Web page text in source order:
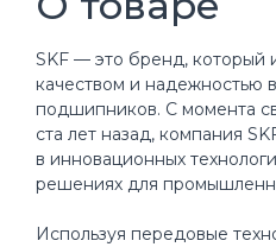
SKF — это бренд, который
качеством и надежностью
подшипников. С момента
ста лет назад, компания
в инновационных
решениях для
Используя передовые